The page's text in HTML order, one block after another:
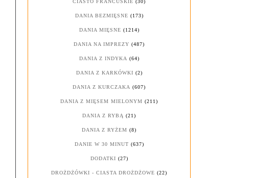
CIASTO FRANCUSKIE (30)
DANIA BEZMIĘSNE (173)
DANIA MIĘSNE (1214)
DANIA NA IMPREZY (487)
DANIA Z INDYKA (64)
DANIA Z KARKÓWKI (2)
DANIA Z KURCZAKA (607)
DANIA Z MIĘSEM MIELONYM (211)
DANIA Z RYBĄ (21)
DANIA Z RYŻEM (8)
DANIE W 30 MINUT (637)
DODATKI (27)
DROŻDŻÓWKI - CIASTA DROŻDŻOWE (22)